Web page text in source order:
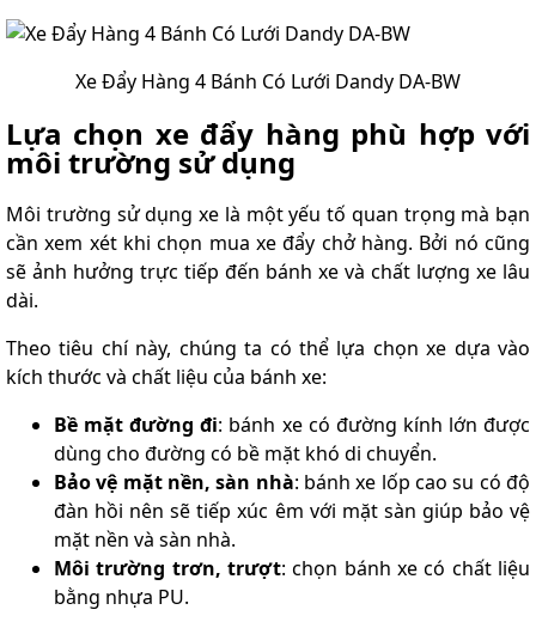
Xe Đẩy Hàng 4 Bánh Có Lưới Dandy DA-BW
Lựa chọn xe đẩy hàng phù hợp với
môi trường sử dụng
Môi trường sử dụng xe là một yếu tố quan trọng mà bạn
cần xem xét khi chọn mua xe đẩy chở hàng. Bởi nó cũng
sẽ ảnh hưởng trực tiếp đến bánh xe và chất lượng xe lâu
dài.
Theo tiêu chí này, chúng ta có thể lựa chọn xe dựa vào
kích thước và chất liệu của bánh xe:
Bề mặt đường đi: bánh xe có đường kính lớn được
dùng cho đường có bề mặt khó di chuyển.
Bảo vệ mặt nền, sàn nhà: bánh xe lốp cao su có độ
đàn hồi nên sẽ tiếp xúc êm với mặt sàn giúp bảo vệ
mặt nền và sàn nhà.
Môi trường trơn, trượt: chọn bánh xe có chất liệu
bằng nhựa PU.